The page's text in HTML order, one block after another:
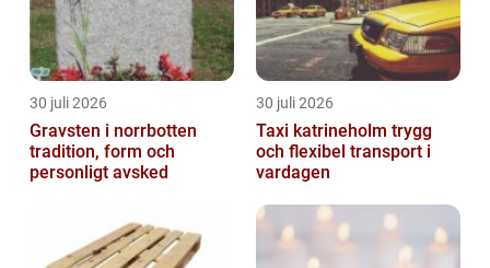
30 juli 2026
Gravsten i norrbotten
tradition, form och
personligt avsked
30 juli 2026
Taxi katrineholm trygg
och flexibel transport i
vardagen